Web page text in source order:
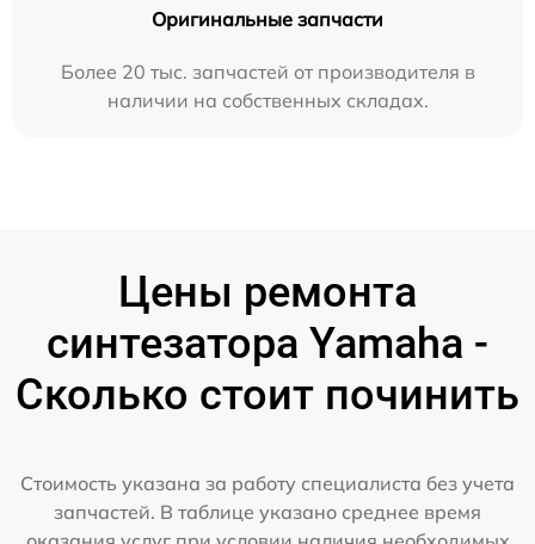
Оригинальные запчасти
Более 20 тыс. запчастей от производителя в
наличии на собственных складах.
Цены ремонта
синтезатора Yamaha -
Сколько стоит починить
Стоимость указана за работу специалиста без учета
запчастей. В таблице указано среднее время